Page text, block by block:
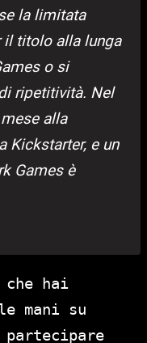
la limitata
il titolo alla lunga
o si
ripetitività. Nel
alla
Kickstarter, e un
Games è
hai
mani su